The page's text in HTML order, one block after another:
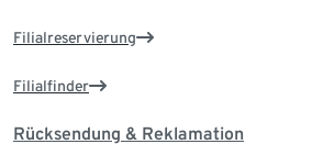
Filialreservierung
Filialfinder
Rücksendung & Reklamation